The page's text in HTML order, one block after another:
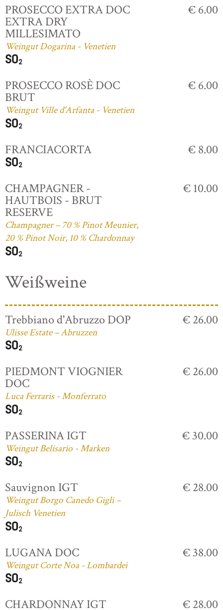
PROSECCO EXTRA DOC
EXTRA DRY
MILLESIMATO
Weingut Dogarina - Venetien
€ 6.00
PROSECCO ROSÈ DOC
BRUT
Weingut Ville d'Arfanta - Venetien
€ 6.00
FRANCIACORTA € 8.00
CHAMPAGNER -
HAUTBOIS - BRUT
RESERVE
Champagner – 70 % Pinot Meunier,
20 % Pinot Noir, 10 % Chardonnay
€ 10.00
Weißweine
Trebbiano d'Abruzzo DOP
Ulisse Estate – Abruzzen
€ 26.00
PIEDMONT VIOGNIER
DOC
Luca Ferraris - Monferrato
€ 26.00
PASSERINA IGT
Weingut Belisario - Marken
€ 30.00
Sauvignon IGT
Weingut Borgo Canedo Gigli –
Julisch Venetien
€ 28.00
LUGANA DOC
Weingut Corte Noa - Lombardei
€ 38.00
CHARDONNAY IGT € 28.00